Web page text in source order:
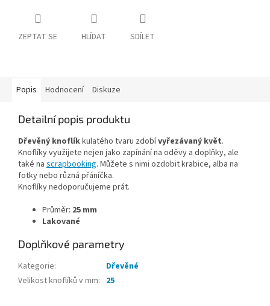
ZEPTAT SE HLÍDAT SDÍLET
Popis Hodnocení Diskuze
Detailní popis produktu
Dřevěný knoflíkkulatého tvaru zdobívyřezávaný květ.
Knoflíky využijete nejen jako zapínání na oděvy a doplňky, ale
také na scrapbooking. Můžete s nimi ozdobit krabice, alba na
fotky nebo různá přáníčka.
Knoflíky nedoporučujeme prát.
Průměr: 25 mm
Lakované
Doplňkové parametry
Kategorie:
Dřevěné
Velikost knoflíků v mm: 25